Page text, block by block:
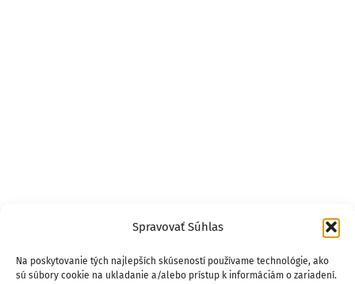
Spravovať Súhlas
Na poskytovanie tých najlepších skúseností používame technológie, ako
sú súbory cookie na ukladanie a/alebo prístup k informáciám o zariadení.